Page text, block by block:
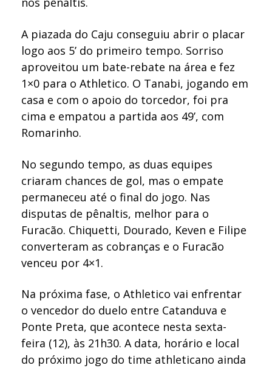
A piazada do Caju conseguiu abrir o placar
logo aos 5’ do primeiro tempo. Sorriso
aproveitou um bate-rebate na área e fez
1×0 para o Athletico. O Tanabi, jogando em
casa e com o apoio do torcedor, foi pra
cima e empatou a partida aos 49’, com
Romarinho.
No segundo tempo, as duas equipes
criaram chances de gol, mas o empate
permaneceu até o final do jogo. Nas
disputas de pênaltis, melhor para o
Furacão. Chiquetti, Dourado, Keven e Filipe
converteram as cobranças e o Furacão
venceu por 4×1.
Na próxima fase, o Athletico vai enfrentar
o vencedor do duelo entre Catanduva e
Ponte Preta, que acontece nesta sexta-
feira (12), às 21h30. A data, horário e local
do próximo jogo do time athleticano ainda